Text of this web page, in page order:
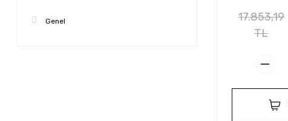
Genel
17.853,19
TL